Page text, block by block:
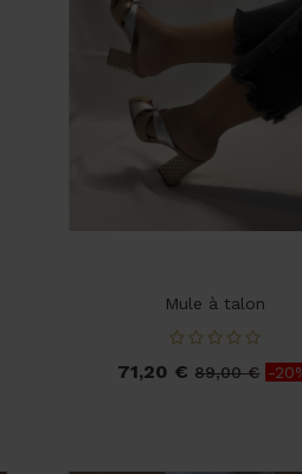
Mule à talon
Prix
71,20 € Prix
89,00 € -